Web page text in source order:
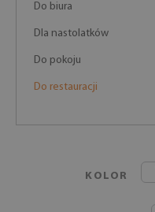
Do biura
Dla nastolatków
Do pokoju
Do restauracji
KOLOR